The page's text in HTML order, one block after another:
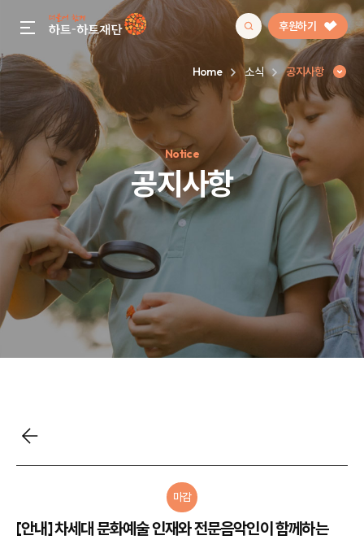
gnb menu open 후원하기
인기 키워드
#정기후원#하트플레이스#캠페인#팬덤후원
Home 소식 공지사항
Notice
공지사항
마감
[안내] 차세대 문화예술 인재와 전문음악인이 함께하는